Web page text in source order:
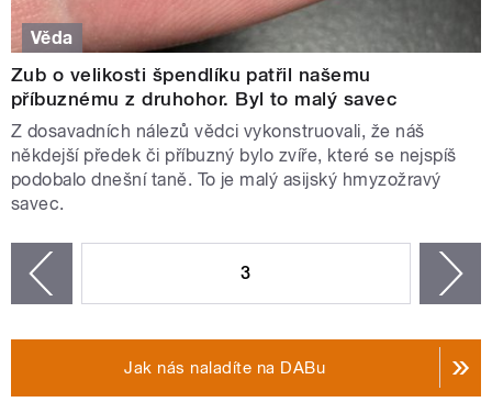
Věda
Zub o velikosti špendlíku patřil našemu
příbuznému z druhohor. Byl to malý savec
Z dosavadních nálezů vědci vykonstruovali, že náš
někdejší předek či příbuzný bylo zvíře, které se nejspíš
podobalo dnešní taně. To je malý asijský hmyzožravý
savec.
3
Jak nás naladíte na DABu